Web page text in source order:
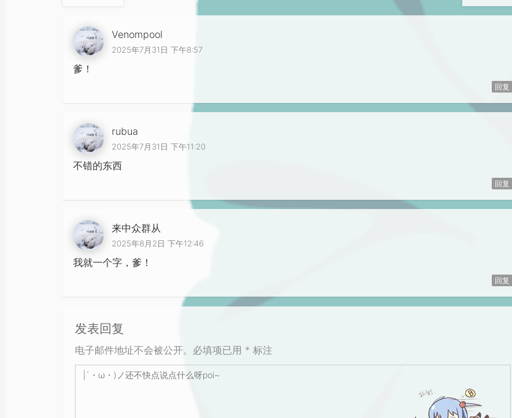
Venompool
2025年7月31日 下午8:57
爹！
回复
rubua
2025年7月31日 下午11:20
不错的东西
回复
来中众群从
2025年8月2日 下午12:46
我就一个字，爹！
回复
发表回复
电子邮件地址不会被公开。必填项已用 * 标注